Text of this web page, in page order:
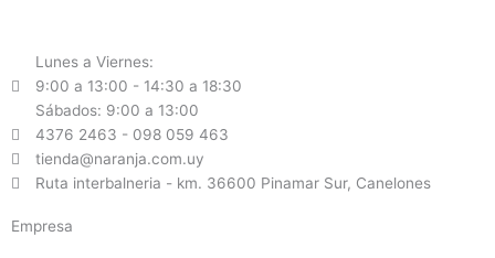
Lunes a Viernes:
9:00 a 13:00 - 14:30 a 18:30
Sábados: 9:00 a 13:00
4376 2463 - 098 059 463
tienda@naranja.com.uy
Ruta interbalneria - km. 36600 Pinamar Sur, Canelones
Empresa